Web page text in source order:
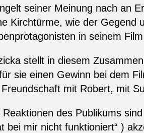
seiner Meinung nach an
Kirchtürme, wie der Gegend
in seinem
stellt in diesem
sie einen Gewinn bei dem
mit Robert, mit
Reaktionen des Publikums
bei mir nicht funktioniert“ )